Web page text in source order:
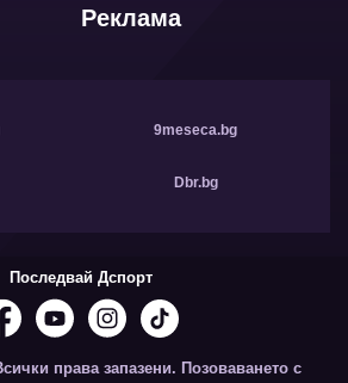
Реклама
9meseca.bg
Dbr.bg
Последвай Дспорт
права запазени. Позоваването с